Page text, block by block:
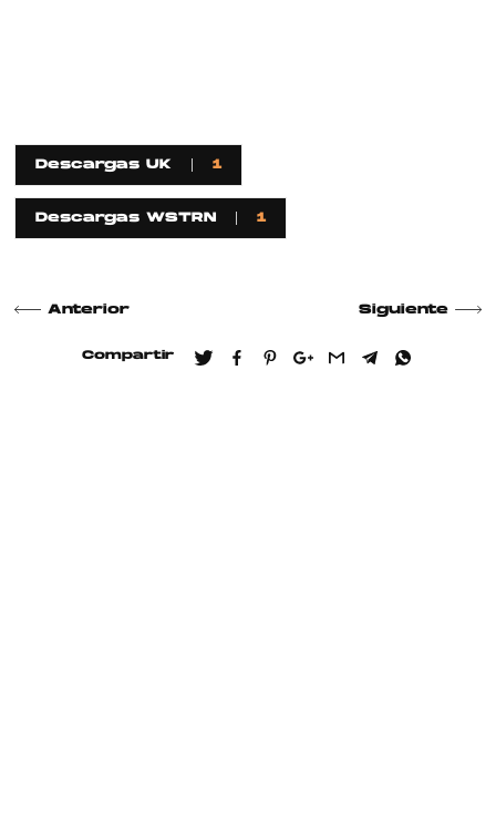
Descargas UK 1
Descargas WSTRN 1
Anterior Siguiente
Compartir